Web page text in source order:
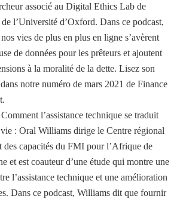
associé au Digital Ethics Lab de
l’Université d’Oxford. Dans ce podcast,
vies de plus en plus en ligne s’avèrent
de données pour les prêteurs et ajoutent
à la moralité de la dette. Lisez son
notre numéro de mars 2021 de Finance
l’assistance technique se traduit
: Oral Williams dirige le Centre régional
des capacités du FMI pour l’Afrique de
et est coauteur d’une étude qui montre une
l’assistance technique et une amélioration
Dans ce podcast, Williams dit que fournir